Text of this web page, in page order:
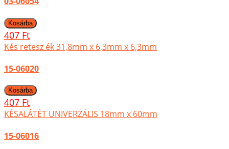
407 Ft
Kés retesz ék 31,8mm x 6,3mm x 6,3mm
15-06020
407 Ft
KÉSALÁTÉT UNIVERZÁLIS 18mm x 60mm
15-06016